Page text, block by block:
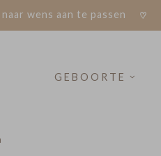
naar wens aan te passen
GEBOORTE